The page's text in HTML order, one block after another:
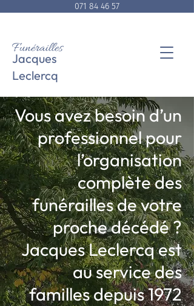
Funérailles
Jacques
Leclercq
071 84 46 57
Vous avez besoin d’un
professionnel pour
l’organisation
complète des
funérailles de votre
proche décédé ?
Jacques Leclercq est
au service des
familles depuis 1972